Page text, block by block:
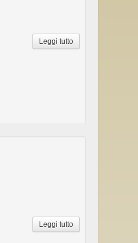
Leggi tutto
Leggi tutto